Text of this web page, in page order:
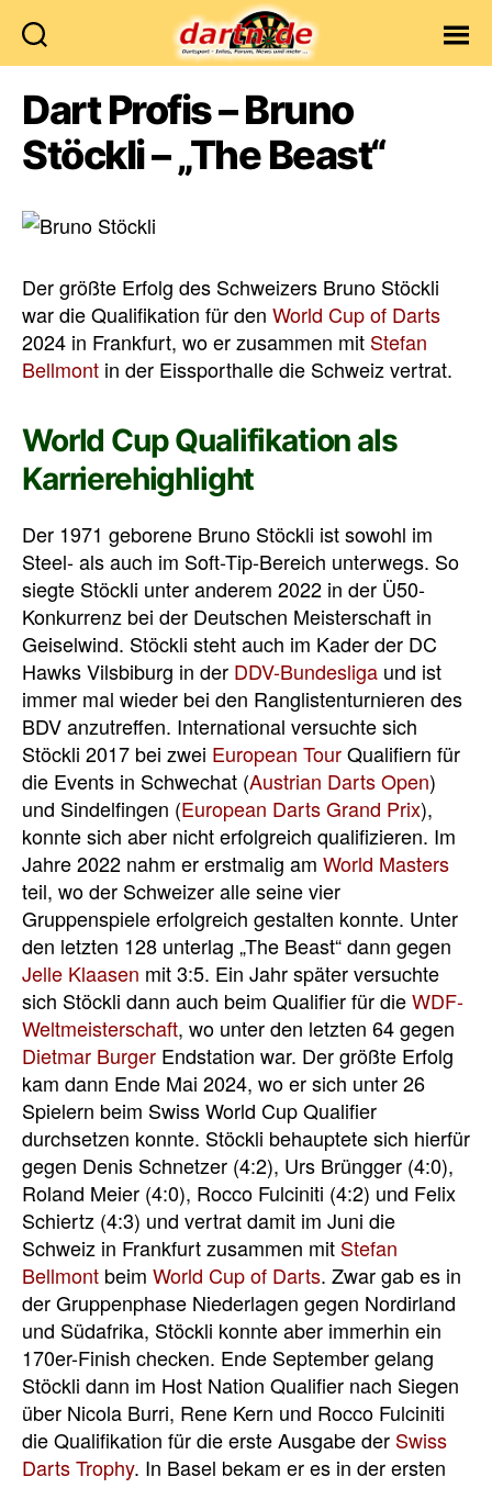
Dart Profis – Bruno
Stöckli – „The Beast“
Der größte Erfolg des Schweizers Bruno Stöckli
war die Qualifikation für den World Cup of Darts
2024 in Frankfurt, wo er zusammen mit Stefan
Bellmont in der Eissporthalle die Schweiz vertrat.
World Cup Qualifikation als
Karrierehighlight
Der 1971 geborene Bruno Stöckli ist sowohl im
Steel- als auch im Soft-Tip-Bereich unterwegs. So
siegte Stöckli unter anderem 2022 in der Ü50-
Konkurrenz bei der Deutschen Meisterschaft in
Geiselwind. Stöckli steht auch im Kader der DC
Hawks Vilsbiburg in der DDV-Bundesliga und ist
immer mal wieder bei den Ranglistenturnieren des
BDV anzutreffen. International versuchte sich
Stöckli 2017 bei zwei European TourQualifiern für
die Events in Schwechat (Austrian Darts Open)
und Sindelfingen (European Darts Grand Prix),
konnte sich aber nicht erfolgreich qualifizieren. Im
Jahre 2022 nahm er erstmalig am World Masters
teil, wo der Schweizer alle seine vier
Gruppenspiele erfolgreich gestalten konnte. Unter
den letzten 128 unterlag „The Beast“ dann gegen
Jelle Klaasen mit 3:5. Ein Jahr später versuchte
sich Stöckli dann auch beim Qualifier für dieWDF-
Weltmeisterschaft, wo unter den letzten 64 gegen
Dietmar Burger Endstation war. Der größte Erfolg
kam dann Ende Mai 2024, wo er sich unter 26
Spielern beim Swiss World Cup Qualifier
durchsetzen konnte. Stöckli behauptete sich hierfür
gegen Denis Schnetzer (4:2), Urs Brüngger (4:0),
Roland Meier (4:0), Rocco Fulciniti (4:2) und Felix
Schiertz (4:3) und vertrat damit im Juni die
Schweiz in Frankfurt zusammen mit Stefan
Bellmont beim World Cup of Darts. Zwar gab es in
der Gruppenphase Niederlagen gegen Nordirland
und Südafrika, Stöckli konnte aber immerhin ein
170er-Finish checken. Ende September gelang
Stöckli dann im Host Nation Qualifier nach Siegen
über Nicola Burri, Rene Kern und Rocco Fulciniti
die Qualifikation für die erste Ausgabe der Swiss
Darts Trophy. In Basel bekam er es in der ersten